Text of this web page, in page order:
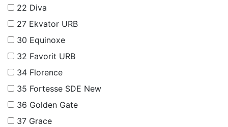
22 Diva
27 Ekvator URB
30 Equinoxe
32 Favorit URB
34 Florence
35 Fortesse SDE New
36 Golden Gate
37 Grace